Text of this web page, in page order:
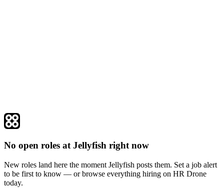
No open roles at Jellyfish right now
New roles land here the moment Jellyfish posts them. Set a job alert
to be first to know — or browse everything hiring on HR Drone
today.